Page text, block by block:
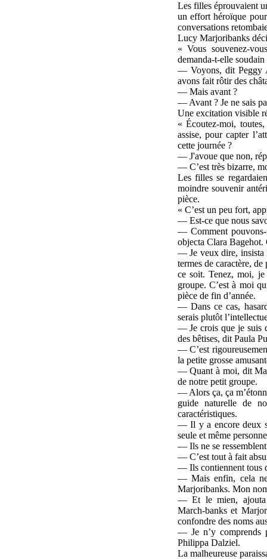
Les filles éprouvaient
un effort héroïque
conversations
Lucy Marjoribanks
« Vous souvenez-
demanda-t-elle soudain
— Voyons, dit Peggy
avons fait rôtir des
— Mais avant ?
— Avant ? Je ne sais
Une excitation visible
« Écoutez-moi,
assise, pour capter
cette journée ?
— J'avoue que non,
— C’est très bizarre,
Les filles se
moindre souvenir
pièce.
« C’est un peu fort,
— Est-ce que nous
— Comment pouvons-
objecta Clara Bagehot.
— Je veux dire, insista
termes de caractère,
ce soit. Tenez, moi,
groupe. C’est à moi
pièce de fin d’année.
— Dans ce cas,
serais plutôt
— Je crois que je suis
des bêtises, dit Paula
— C’est
la petite grosse
— Quant à moi, dit
de notre petit groupe.
— Alors ça, ça
guide naturelle de
caractéristiques.
— Il y a encore deux
seule et même
— Ils ne se
— C’est tout à fait
— Ils contiennent tous
— Mais enfin, cela
Marjoribanks. Mon
— Et le mien, ajouta
March-banks et
confondre des noms
— Je n’y comprends
Philippa Dalziel.
La malheureuse